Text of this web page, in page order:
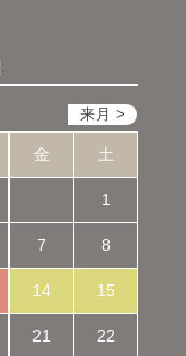
金 土
1
7 8
14 15
21 22